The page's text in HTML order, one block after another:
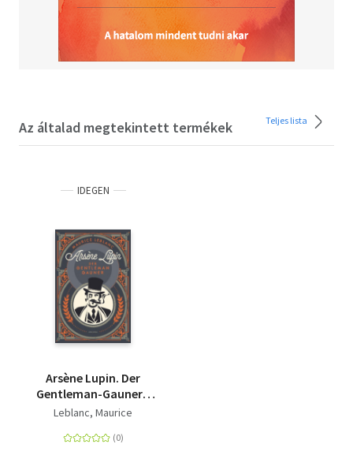
günstige Sonderausgabe
Az általad megtekintett termékek Teljes lista
IDEGEN
Arsène Lupin. Der
Gentleman-Gauner -
Band 1 des
Meisterdiebes und
Leblanc, Maurice